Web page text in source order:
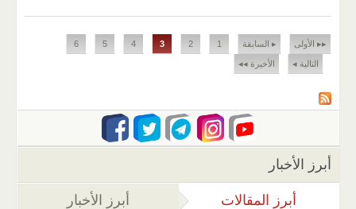
الصفحات
▸▸ الأولى ▸ السابقة 1
2
3
4
5
6
التالية ◂ الأخيرة ◂◂
أبرز الأخبار
أبرز المقالات (علامة التبويب النشطة)
أبرز الأخبار